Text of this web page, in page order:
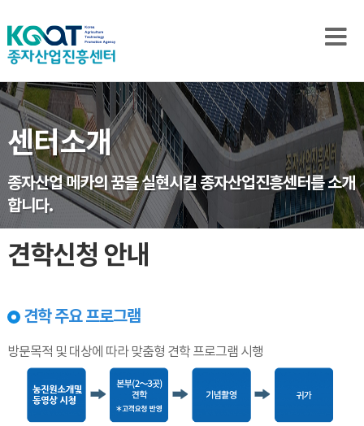
센터소개
종자산업 메카의 꿈을 실현시킬 종자산업진흥센터를 소개
합니다.
견학신청 안내
견학 주요 프로그램
방문목적 및 대상에 따라 맞춤형 견학 프로그램 시행